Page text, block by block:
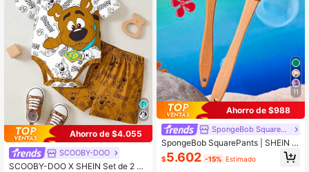
Ahorro de $4.055
SCOOBY-DOO
SCOOBY-DOO X SHEIN Set de 2 pi
11
Ahorro de $988
SpongeBob SquarePants
SpongeBob SquarePants | SHEIN 2
piezas Espátula de silicona con ma
ngo largo, herramientas de reposterí
$5.602 -15% Estimado